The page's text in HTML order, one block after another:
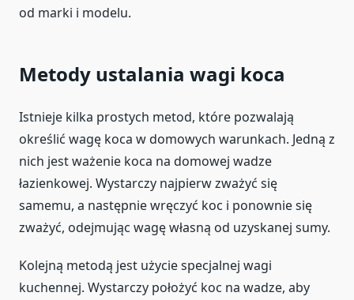
od marki i modelu.
Metody ustalania wagi koca
Istnieje kilka prostych metod, które pozwalają
określić wagę koca w domowych warunkach. Jedną z
nich jest ważenie koca na domowej wadze
łazienkowej. Wystarczy najpierw zważyć się
samemu, a następnie wręczyć koc i ponownie się
zważyć, odejmując wagę własną od uzyskanej sumy.
Kolejną metodą jest użycie specjalnej wagi
kuchennej. Wystarczy położyć koc na wadze, aby